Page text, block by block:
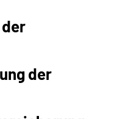
der